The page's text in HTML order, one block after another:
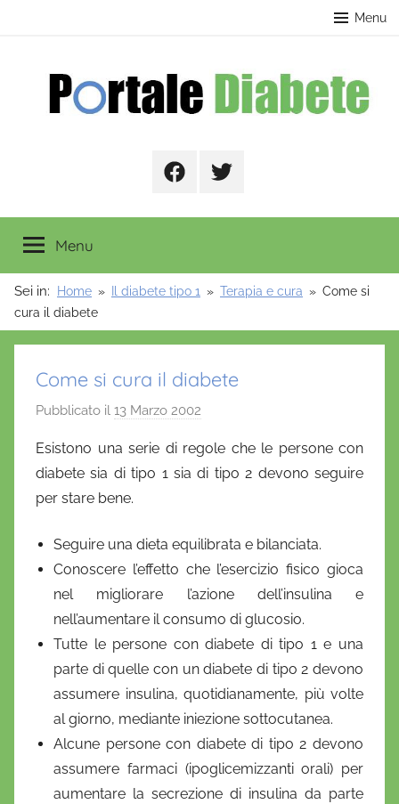
Menu
FacebookTwitter
Menu
Sei in: Home Il diabete tipo 1 Terapia e cura
Come si
cura il diabete
Come si cura il diabete
Pubblicato il 13 Marzo 2002
D
a
e
l
a
D
O
n
f
Esistono una serie di regole che le persone con
diabete sia di tipo 1 sia di tipo 2 devono seguire
per stare bene.
Seguire una dieta equilibrata e bilanciata.
Conoscere l’effetto che l’esercizio fisico gioca
nel migliorare l’azione dell’insulina e
nell’aumentare il consumo di glucosio.
Tutte le persone con diabete di tipo 1 e una
parte di quelle con un diabete di tipo 2 devono
assumere insulina, quotidianamente, più volte
al giorno, mediante iniezione sottocutanea.
Alcune persone con diabete di tipo 2 devono
assumere farmaci (ipoglicemizzanti orali) per
aumentare la secrezione di insulina da parte